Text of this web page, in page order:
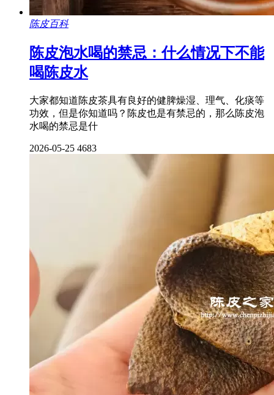
陈皮百科
陈皮泡水喝的禁忌：什么情况下不能
喝陈皮水
大家都知道陈皮茶具有良好的健脾燥湿、理气、化痰等
功效，但是你知道吗？陈皮也是有禁忌的，那么陈皮泡
水喝的禁忌是什
2026-05-25 4683